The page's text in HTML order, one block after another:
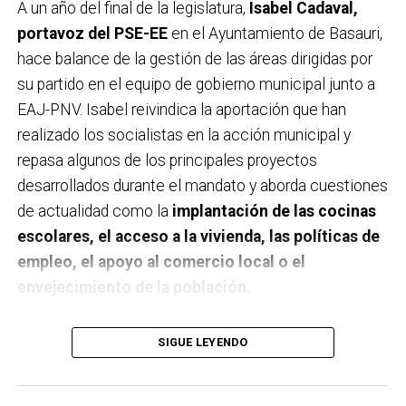
A un año del final de la legislatura, Isabel Cadaval,
portavoz del PSE-EEen el Ayuntamiento de Basauri,
hace balance de la gestión de las áreas dirigidas por
su partido en el equipo de gobierno municipal junto a
EAJ-PNV. Isabel reivindica la aportación que han
realizado los socialistas en la acción municipal y
repasa algunos de los principales proyectos
desarrollados durante el mandato y aborda cuestiones
de actualidad como la implantación de las cocinas
escolares, el acceso a la vivienda, las políticas de
empleo, el apoyo al comercio local o el
envejecimiento de la población.
A un año de acabar la legislatura, ¿qué balance
haces de la gestión del PSE en tus áreas dentro
del equipo de gobierno y qué proyectos
SIGUE LEYENDO